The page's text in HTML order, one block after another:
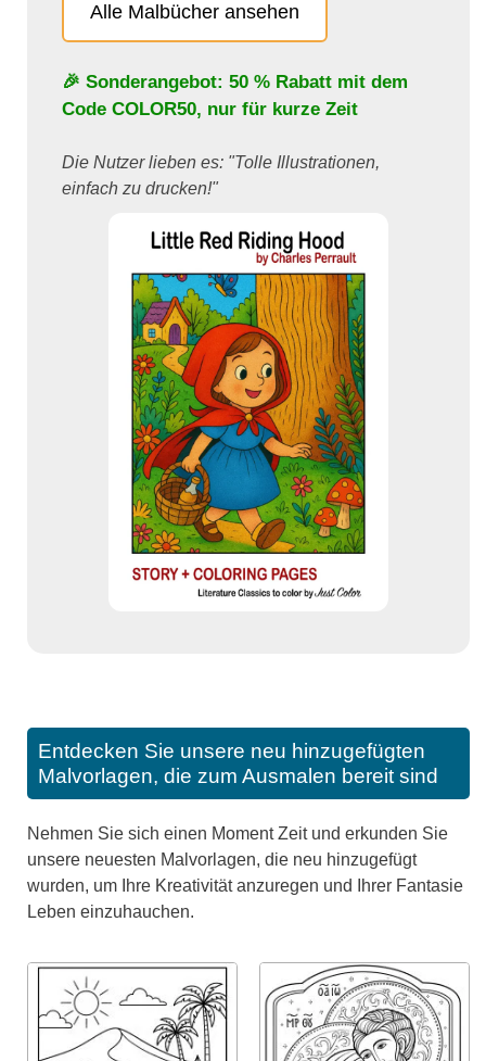
Alle Malbücher ansehen
🎉 Sonderangebot: 50 % Rabatt mit dem
Code COLOR50, nur für kurze Zeit
Die Nutzer lieben es: "Tolle Illustrationen,
einfach zu drucken!"
Entdecken Sie unsere neu hinzugefügten
Malvorlagen, die zum Ausmalen bereit sind
Nehmen Sie sich einen Moment Zeit und erkunden Sie
unsere neuesten Malvorlagen, die neu hinzugefügt
wurden, um Ihre Kreativität anzuregen und Ihrer Fantasie
Leben einzuhauchen.